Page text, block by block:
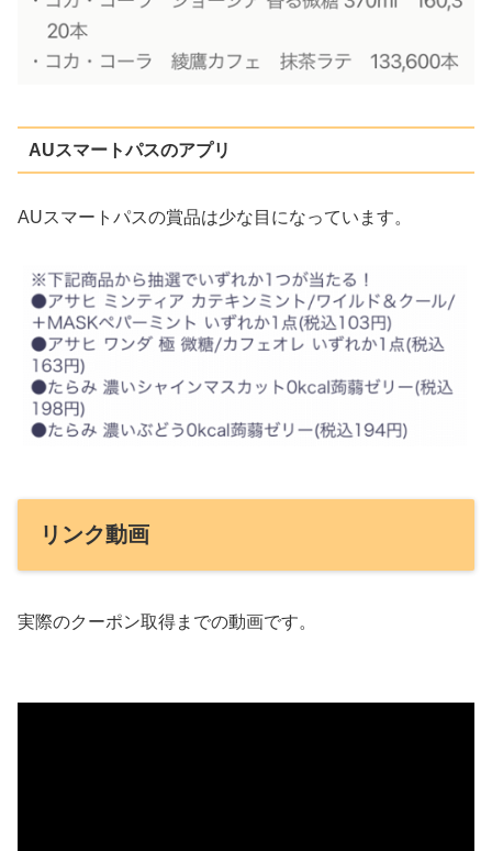
AUスマートパスのアプリ
AUスマートパスの賞品は少な目になっています。
リンク動画
実際のクーポン取得までの動画です。